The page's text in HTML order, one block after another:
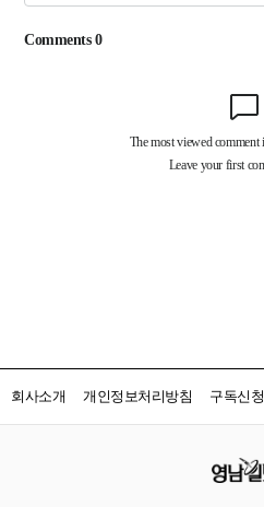
회사소개 개인정보처리방침 구독신청